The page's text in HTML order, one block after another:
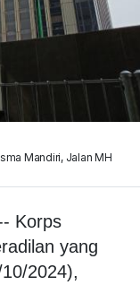
Mandiri, Jalan MH
Korps
yang
2024),